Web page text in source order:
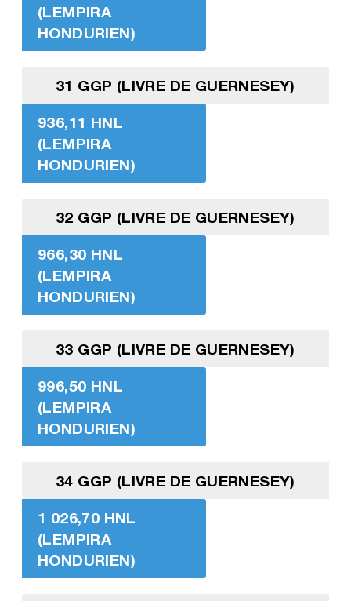
(LEMPIRA
HONDURIEN)
31 GGP (LIVRE DE GUERNESEY)
936,11 HNL
(LEMPIRA
HONDURIEN)
32 GGP (LIVRE DE GUERNESEY)
966,30 HNL
(LEMPIRA
HONDURIEN)
33 GGP (LIVRE DE GUERNESEY)
996,50 HNL
(LEMPIRA
HONDURIEN)
34 GGP (LIVRE DE GUERNESEY)
1 026,70 HNL
(LEMPIRA
HONDURIEN)